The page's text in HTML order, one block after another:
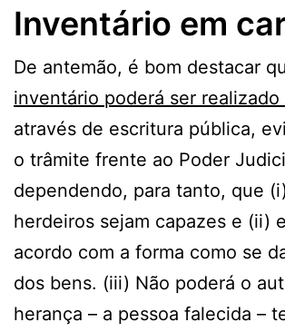
Inventário em
De antemão, é bom destacar
inventário poderá ser
através de escritura pública,
o trâmite frente ao Poder
dependendo, para tanto, que
herdeiros sejam capazes e (ii)
acordo com a forma como se
dos bens. (iii) Não poderá o
herança – a pessoa falecida –